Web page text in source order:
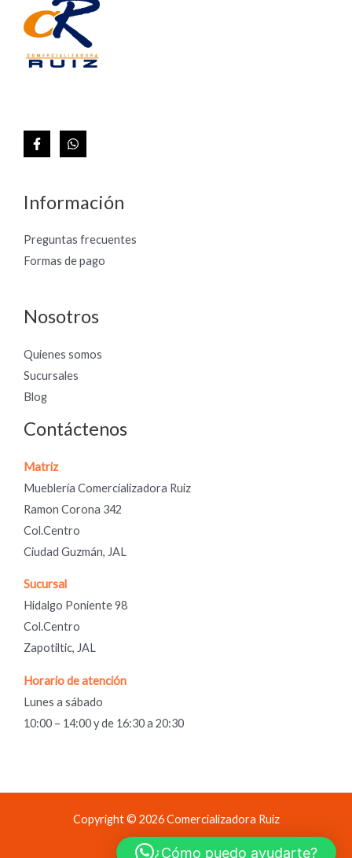
Información
Preguntas frecuentes
Formas de pago
Nosotros
Quienes somos
Sucursales
Blog
Contáctenos
Matriz
Mueblería Comercializadora Ruiz
Ramon Corona 342
Col.Centro
Ciudad Guzmán, JAL
Sucursal
Hidalgo Poniente 98
Col.Centro
Zapotiltic, JAL
Horario de atención
Lunes a sábado
10:00 – 14:00 y de 16:30 a 20:30
Copyright © 2026 Comercializadora Ruiz
Comercializadora Ruiz
¿Cómo puedo ayudarte?